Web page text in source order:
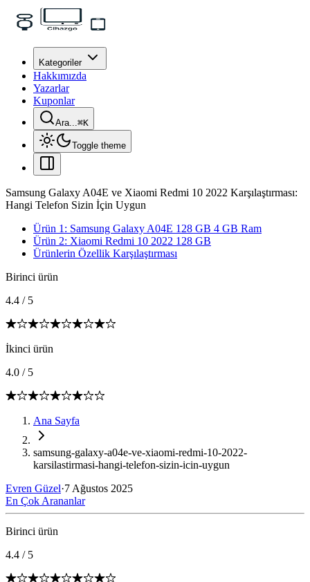
Kategoriler
Hakkımızda
Yazarlar
Kuponlar
Ara...⌘K
Toggle theme
Samsung Galaxy A04E ve Xiaomi Redmi 10 2022 Karşılaştırması:
Hangi Telefon Sizin İçin Uygun
Ürün 1: Samsung Galaxy A04E 128 GB 4 GB Ram
Ürün 2: Xiaomi Redmi 10 2022 128 GB
Ürünlerin Özellik Karşılaştırması
Birinci ürün
4.4 / 5
İkinci ürün
4.0 / 5
Ana Sayfa
samsung-galaxy-a04e-ve-xiaomi-redmi-10-2022-
karsilastirmasi-hangi-telefon-sizin-icin-uygun
Evren Güzel·7 Ağustos 2025
En Çok Arananlar
Birinci ürün
4.4 / 5